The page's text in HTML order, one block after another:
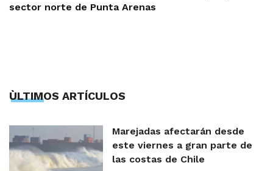
sector norte de Punta Arenas
ÙLTIMOS ARTÍCULOS
Marejadas afectarán desde
este viernes a gran parte de
las costas de Chile